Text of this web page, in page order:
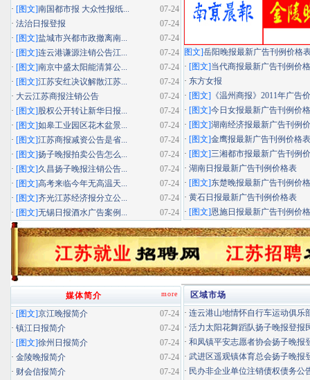
图文]岳阳晚报最新广告刊例价格
· [图文]当代商报最新广告刊例价
· 东方女报
· [图文] 《温州商报》2011年广告
· [图文]今日女报最新广告刊例价
· [图文]湖南经济报最新广告刊例
· [图文]金鹰报最新广告刊例价格表
· [图文]三湘都市报最新广告刊例
· 湖南日报最新广告刊例价格表
· [图文]东楚晚报最新广告刊例价
· 黄石日报最新广告刊例价格表
· [图文]恩施日报最新广告刊例价
07-24
· [图文]南国都市报 大众性报纸...
07-24
· 法治日报登报
07-24
· [图文]盐城市兴都市政撤离南...
07-24
· [图文]连云港谦源注销公告江...
07-24
· [图文]南京中盛太阳能清算公...
07-24
· [图文]江苏安红决议解散江苏...
07-24
· 大云江苏商报注销公告
07-24
· [图文]股权公开转让新华日报...
07-24
· [图文]如皋工业园区花木盆景...
07-24
· [图文]江苏商报减资公告是省...
07-24
· [图文]扬子晚报拍卖公告怎么...
07-24
· [图文]久昌扬子晚报注销公告...
07-24
· [图文]高考来临今年无高温天...
07-24
· [图文]齐光江苏经济报分立公...
07-24
· [图文]无锡日报酒水广告案例...
区域市场
· 连云港山地情怀自行车运动俱乐
· 活力太阳花舞蹈队扬子晚报登报
· 和凤镇平安志愿者协会扬子晚报
· 武进区遥观镇体育总会扬子晚报
· 民办非企业单位注销债权债务公
more
媒体简介
07-24
· [图文]京江晚报简介
07-24
· 镇江日报简介
07-24
· [图文]徐州日报简介
07-24
· 金陵晚报简介
07-24
· 财会信报简介